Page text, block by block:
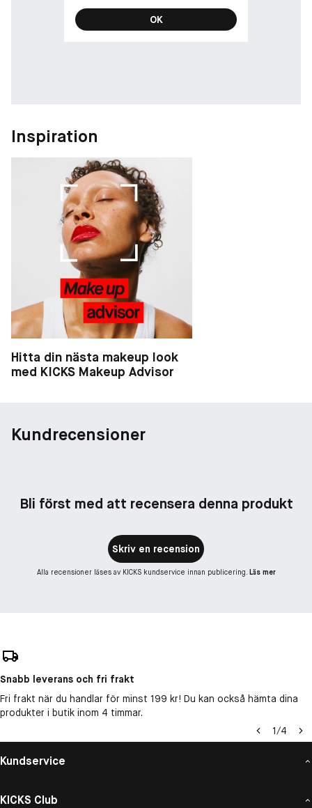
OK
Inspiration
Hitta din nästa makeup look
med KICKS Makeup Advisor
Kundrecensioner
Bli först med att recensera denna produkt
Skriv en recension
Alla recensioner läses av KICKS kundservice innan publicering. Läs mer
Snabb leverans och fri frakt
Fri frakt när du handlar för minst 199 kr! Du kan också hämta dina
produkter i butik inom 4 timmar.
1/4
Kundservice
KICKS Club